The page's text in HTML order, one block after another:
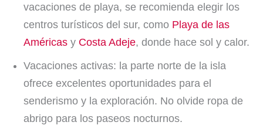
vacaciones de playa, se recomienda elegir los
centros turísticos del sur, como Playa de las
Américas y Costa Adeje, donde hace sol y calor.
Vacaciones activas: la parte norte de la isla
ofrece excelentes oportunidades para el
senderismo y la exploración. No olvide ropa de
abrigo para los paseos nocturnos.